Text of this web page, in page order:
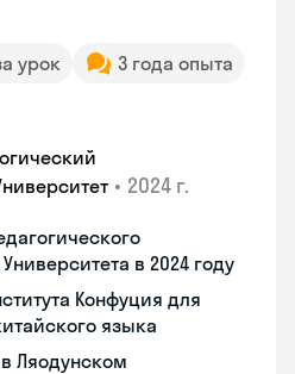
урок
3 года опыта
• 2024 г.
в 2024 году
Конфуция для
языка
Ляодунском